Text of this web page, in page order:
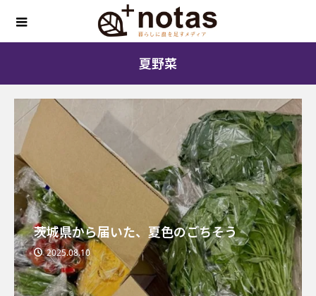
夏野菜
茨城県から届いた、夏色のごちそう
2025.08.10